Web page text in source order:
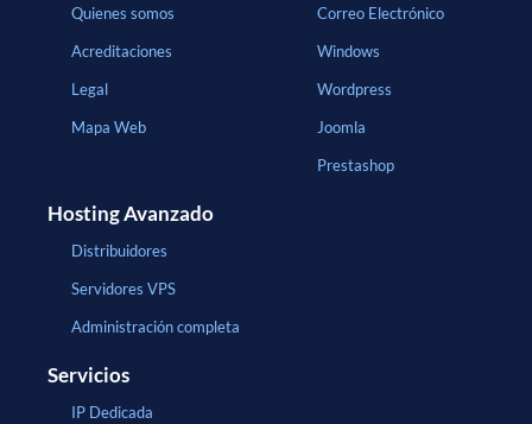
Quienes somos
Acreditaciones
Legal
Mapa Web
Correo Electrónico
Windows
Wordpress
Joomla
Prestashop
Hosting Avanzado
Distribuidores
Servidores VPS
Administración completa
Servicios
IP Dedicada